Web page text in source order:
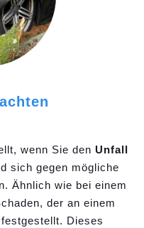
wenn Sie den Unfall
sich gegen mögliche
Ähnlich wie bei einem
der an einem
Dieses